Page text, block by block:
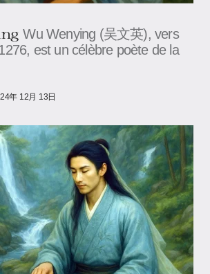
Wu Wenying (吴文英), vers
est un célèbre poète de la
年 12月 13日